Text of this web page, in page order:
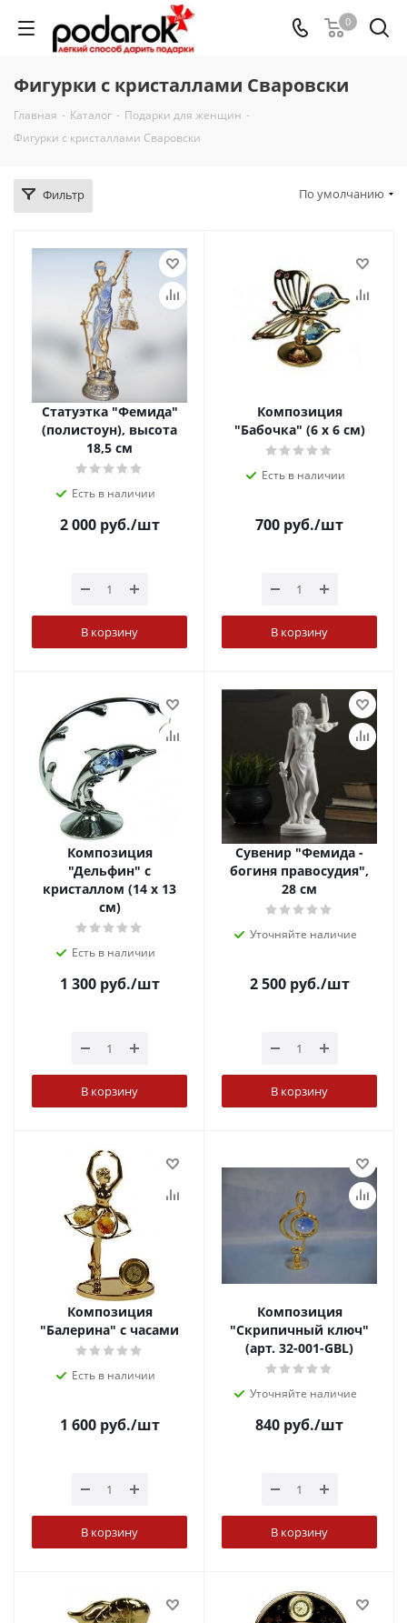
0
Фигурки с кристаллами Сваровски
Главная - Каталог - Подарки для женщин -
Фигурки с кристаллами Сваровски
Фильтр По умолчанию
Статуэтка "Фемида"
(полистоун), высота
18,5 см
Есть в наличии
2 000руб./шт
В корзину
Композиция
"Бабочка" (6 х 6 см)
Есть в наличии
700 руб./шт
В корзину
Композиция
"Дельфин" с
кристаллом (14 х 13
см)
Есть в наличии
1 300руб./шт
В корзину
Сувенир "Фемида -
богиня правосудия",
28 см
Уточняйте наличие
2 500руб./шт
В корзину
Композиция
"Балерина" с часами
Есть в наличии
1 600руб./шт
В корзину
Композиция
"Скрипичный ключ"
(арт. 32-001-GBL)
Уточняйте наличие
840 руб./шт
В корзину